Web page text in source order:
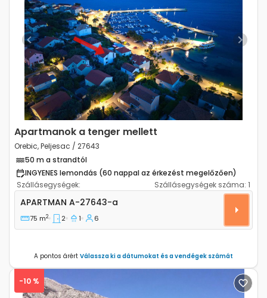
Previous Next
Apartmanok a tenger mellett
Orebic, Peljesac / 27643
50 m a strandtól
INGYENES lemondás (60 nappal az érkezést megelőzően)
Szállásegységek:
Szállásegységek száma: 1
Kétszobás apartman Orebic (Peljesac) A-27643-a
APARTMAN A-27643-a
75 m2 2 1 6
A pontos árért Válassza ki a dátumokat és a vendégek számát
-10 %